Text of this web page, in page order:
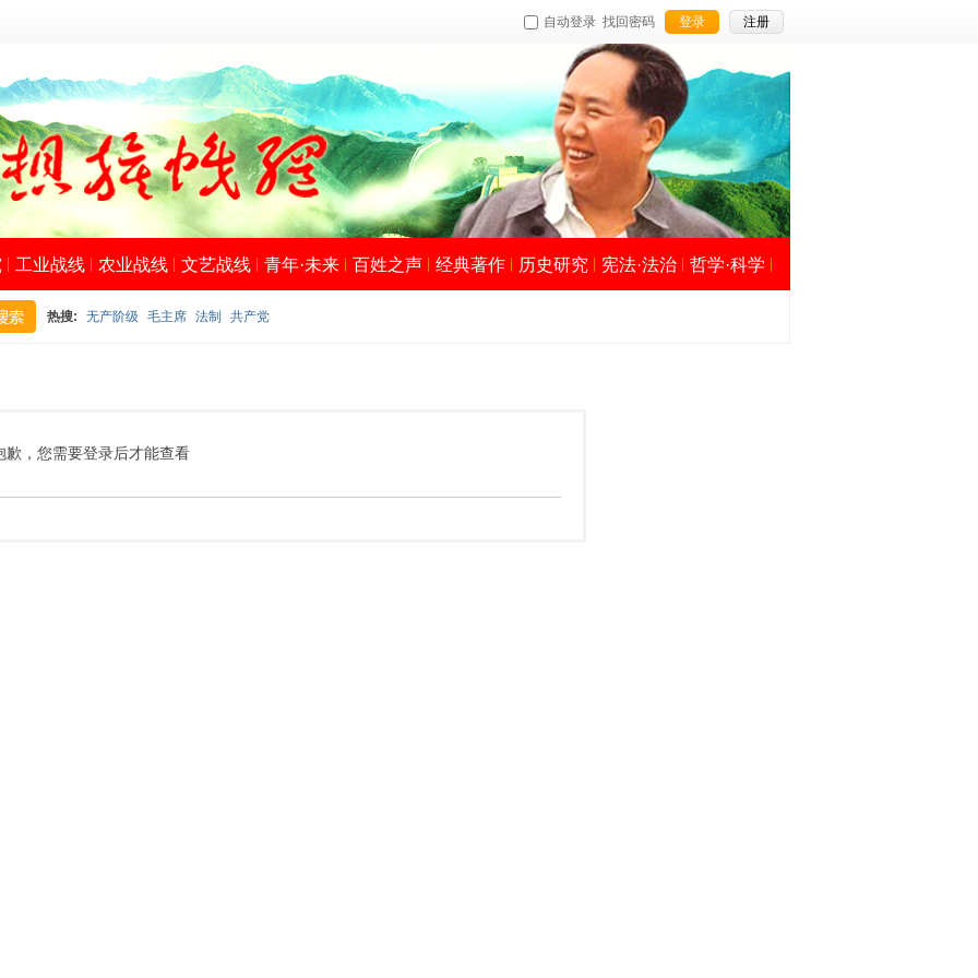
自动登录 找回密码 登录 注册
工业战线 农业战线 文艺战线 青年·未来 百姓之声 经典著作 历史研究 宪法·法治 哲学·科学
热搜: 无产阶级 毛主席 法制 共产党
歉，您需要登录后才能查看